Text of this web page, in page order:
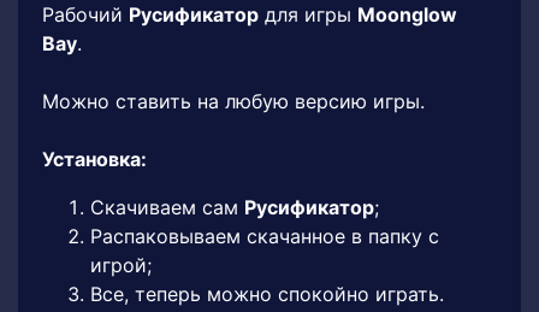
Рабочий Русификатор для игры Moonglow
Bay.
Можно ставить на любую версию игры.
Установка:
Скачиваем сам Русификатор;
Распаковываем скачанное в папку с
игрой;
Все, теперь можно спокойно играть.